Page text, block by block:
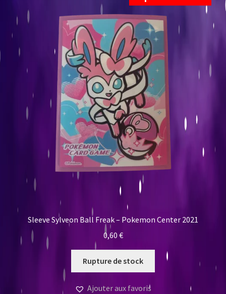
Sleeve Sylveon Ball Freak – Pokemon Center 2021
0,60 €
Rupture de stock
Ajouter aux favoris